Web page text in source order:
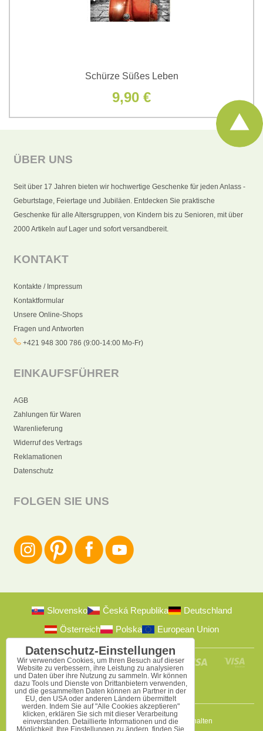
Schürze Süßes Leben
9,90 €
ÜBER UNS
Seit über 17 Jahren bieten wir hochwertige Geschenke für jeden Anlass -
Geburtstage, Feiertage und Jubiläen. Entdecken Sie praktische
Geschenke für alle Altersgruppen, von Kindern bis zu Senioren, mit über
2000 Artikeln auf Lager und sofort versandbereit.
KONTAKT
Kontakte / Impressum
Kontaktformular
Unsere Online-Shops
Fragen und Antworten
+421 948 300 786 (9:00-14:00 Mo-Fr)
EINKAUFSFÜHRER
AGB
Zahlungen für Waren
Warenlieferung
Widerruf des Vertrags
Reklamationen
Datenschutz
FOLGEN SIE UNS
Slovensko Česká Republika
Deutschland
Österreich
Polska European Union
2009-2026 © Bomba s.r.o.Alle Rechte vorbehalten
Datenschutz-Einstellungen
Wir verwenden Cookies, um Ihren Besuch auf dieser
Website zu verbessern, ihre Leistung zu analysieren
und Daten über ihre Nutzung zu sammeln. Wir können
dazu Tools und Dienste von Drittanbietern verwenden,
und die gesammelten Daten können an Partner in der
EU, den USA oder anderen Ländern übermittelt
werden. Indem Sie auf "Alle Cookies akzeptieren"
klicken, erklären Sie sich mit dieser Verarbeitung
einverstanden. Detaillierte Informationen und die
Möglichkeit, Ihre Einstellungen zu ändern, finden Sie